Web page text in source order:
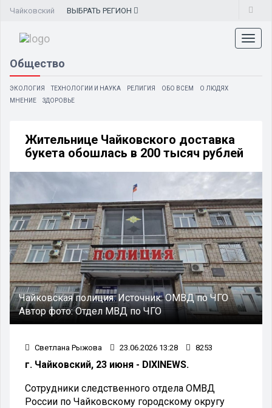
Чайковский ВЫБРАТЬ РЕГИОН
Общество
ЭКОЛОГИЯ ТЕХНОЛОГИИ И НАУКА РЕЛИГИЯ ОБО ВСЕМ
О ЛЮДЯХ
МНЕНИЕ
ЗДОРОВЬЕ
Жительнице Чайковского доставка
букета обошлась в 200 тысяч рублей
Чайковская полиция.Источник:ОМВД по ЧГО
Автор фото:Отдел МВД по ЧГО
Светлана Рыжова 23.06.2026 13:28 8253
г. Чайковский, 23 июня - DIXINEWS.
Сотрудники следственного отдела ОМВД
России по Чайковскому городскому округу